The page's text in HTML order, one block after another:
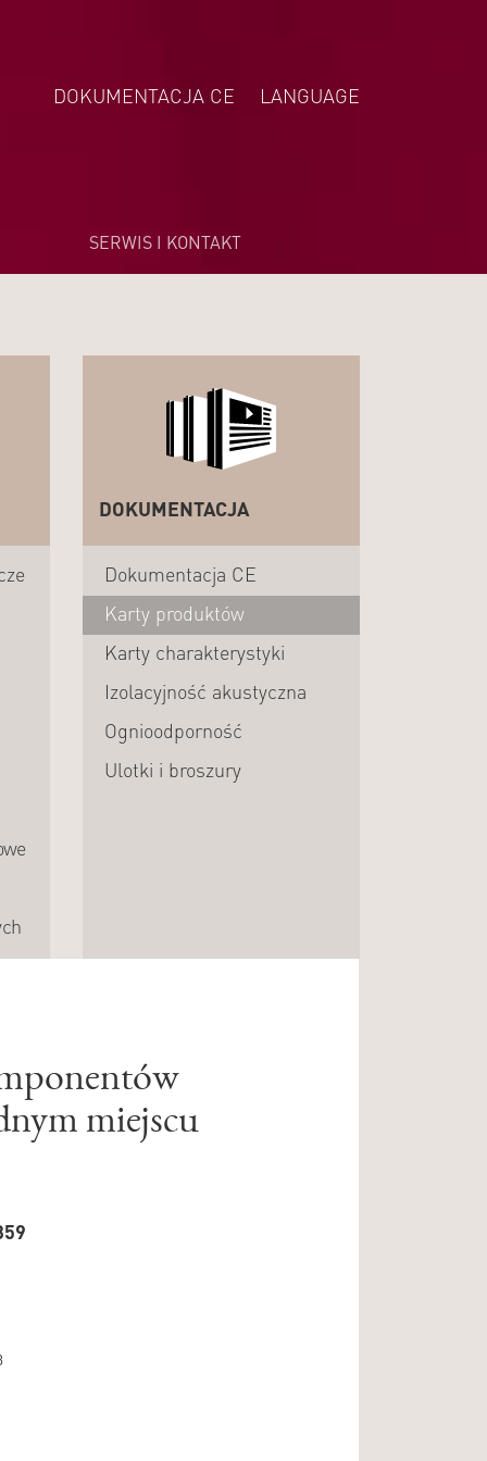
DOKUMENTACJA CE
LANGUAGE
SERWIS I KONTAKT
DOKUMENTACJA
Dokumentacja CE
Karty produktów
Karty charakterystyki
Izolacyjność akustyczna
Ognioodporność
Ulotki i broszury
miejscu